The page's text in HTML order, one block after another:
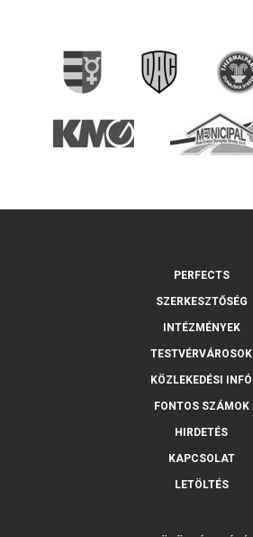
PERFECTS
SZERKESZTŐSÉG
INTÉZMÉNYEK
TESTVÉRVÁROSOK
KÖZLEKEDÉSI INFÓ
FONTOS SZÁMOK
HIRDETÉS
KAPCSOLAT
LETÖLTÉS